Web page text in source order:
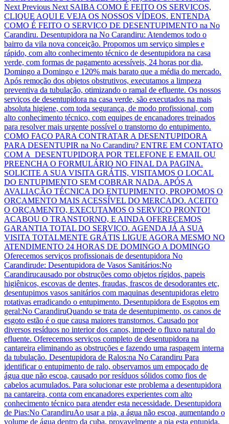
Next Previous Next SAIBA COMO É FEITO OS SERVIÇOS,
CLIQUE AQUI E VEJA OS NOSSOS VÍDEOS. ENTENDA
COMO É FEITO O SERVIÇO DE DESENTUPIMENTO na No
Carandiru. Desentupidora na No Carandiru: Atendemos todo o
bairro da vila nova conceição. Propomos um serviço simples e
rápido, com alto conhecimento técnico de desentupidora na casa
verde, com formas de pagamento acessíveis, 24 horas por dia,
Domingo a Domingo e 120% mais barato que a média do mercado.
Após remoção dos objetos obstrutivos, executamos a limpeza
preventiva da tubulação, otimizando o ramal de efluente. Os nossos
serviços de desentupidora na casa verde, são executados na mais
absoluta higiene, com toda segurança, de modo profissional, com
alto conhecimento técnico, com equipes de encanadores treinados
para resolver mais urgente possível o transtorno do entupimento.
COMO FAÇO PARA CONTRATAR A DESENTUPIDORA
PARA DESENTUPIR na No Carandiru? ENTRE EM CONTATO
COM A DESENTUPIDORA POR TELEFONE E EMAIL OU
PREENCHA O FORMULÁRIO NO FINAL DA PAGINA.
SOLICITE A SUA VISITA GRÁTIS, VISITAMOS O LOCAL
DO ENTUPIMENTO SEM COBRAR NADA. APÓS A
AVALIAÇÃO TÉCNICA DO ENTUPIMENTO, PROPOMOS O
ORÇAMENTO MAIS ACESSÍVEL DO MERCADO. ACEITO
O ORÇAMENTO, EXECUTAMOS O SERVIÇO PRONTO!
ACABOU O TRANSTORNO, E AINDA OFERECEMOS
GARANTIA TOTAL DO SERVIÇO. AGENDA JÁ A SUA
VISITA TOTALMENTE GRÁTIS LIGUE AGORA MESMO NO
ATENDIMENTO 24 HORAS DE DOMINGO A DOMINGO
Oferecemos serviços profissionais de desentupidora No
Carandirude: Desentupidora de Vasos Sanitários:No
Carandirucausado por obstruções como objetos rígidos, papeis
higiênicos, escovas de dentes, fraudas, frascos de desodorantes etc,
desentupimos vasos sanitários com maquinas desentupidoras eletro
rotativas erradicando o entupimento. Desentupidora de Esgotos em
geral:No CarandiruQuando se trata de desentupimento, os canos de
esgoto estão é o que causa maiores transtornos. Causado por
diversos resíduos no interior dos canos, impede o fluxo natural do
efluente. Oferecemos serviços completo de desentupidora na
cantareira eliminando as obstruções e fazendo uma raspagem interna
da tubulação. Desentupidora de Ralos:na No Carandiru Para
identificar o entupimento de ralo, observamos um empoçado de
água que não escoa, causado por resíduos sólidos como fios de
cabelos acumulados. Para solucionar este problema a desentupidora
na cantareira, conta com encanadores experientes com alto
conhecimento técnico para atender esta necessidade. Desentupidora
de Pias:No CarandiruAo usar a pia, a água não escoa, aumentando o
volume de água dentro da cuba, provavelmente a pia esta entupida,